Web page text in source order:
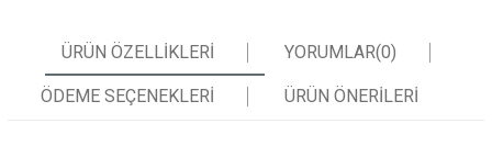
ÜRÜN ÖZELLIKLERI YORUMLAR(0)
ÖDEME SEÇENEKLERI ÜRÜN ÖNERILERI